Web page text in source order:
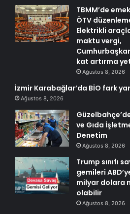
TBMM’de
ÖTV
Elektrikli
maktu vergi,
kat artırma
Ağustos 8, 2026
İzmir Karabağlar’da BİO fark
Ağustos 8, 2026
ve Gıda
Denetim
Ağustos 8, 2026
Trump sınıfı
gemileri
milyar dolara
olabilir
Ağustos 8, 2026